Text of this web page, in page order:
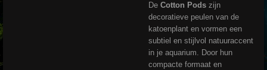
De Cotton Pods zijn
decoratieve peulen van de
katoenplant en vormen een
subtiel en stijlvol natuuraccent
in je aquarium. Door hun
compacte formaat en